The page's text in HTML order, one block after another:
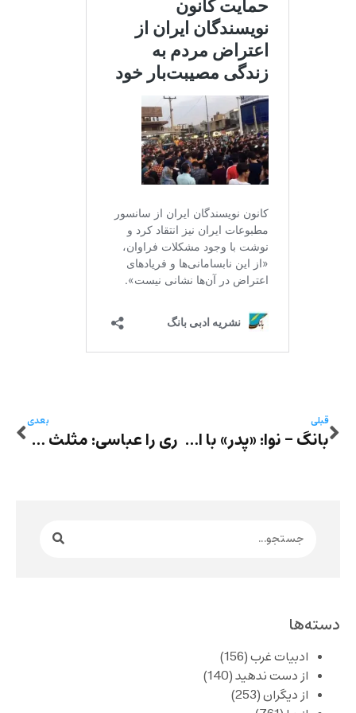
قبلی
بانگ – نوا: «پدر» با اجرای فاطمه اختصاری
بعدی
ری را عباسی: مثلث ر‌ها شده
دسته‌ها
ادبیات غرب(156)
از دست ندهید(140)
از دیگران(253)